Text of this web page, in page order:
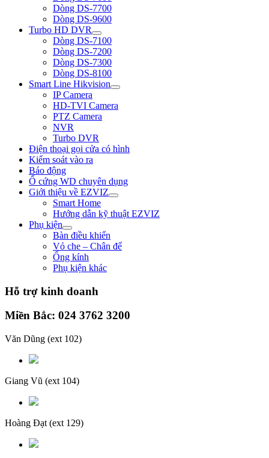
Dòng DS-7700
Dòng DS-9600
Turbo HD DVR
Dòng DS-7100
Dòng DS-7200
Dòng DS-7300
Dòng DS-8100
Smart Line Hikvision
IP Camera
HD-TVI Camera
PTZ Camera
NVR
Turbo DVR
Điện thoại gọi cửa có hình
Kiểm soát vào ra
Báo động
Ổ cứng WD chuyên dụng
Giới thiệu về EZVIZ
Smart Home
Hướng dẫn kỹ thuật EZVIZ
Phụ kiện
Bàn điều khiển
Vỏ che – Chân đế
Ống kính
Phụ kiện khác
Hỗ trợ kinh doanh
Miền Bắc: 024 3762 3200
Văn Dũng (ext 102)
Giang Vũ (ext 104)
Hoàng Đạt (ext 129)